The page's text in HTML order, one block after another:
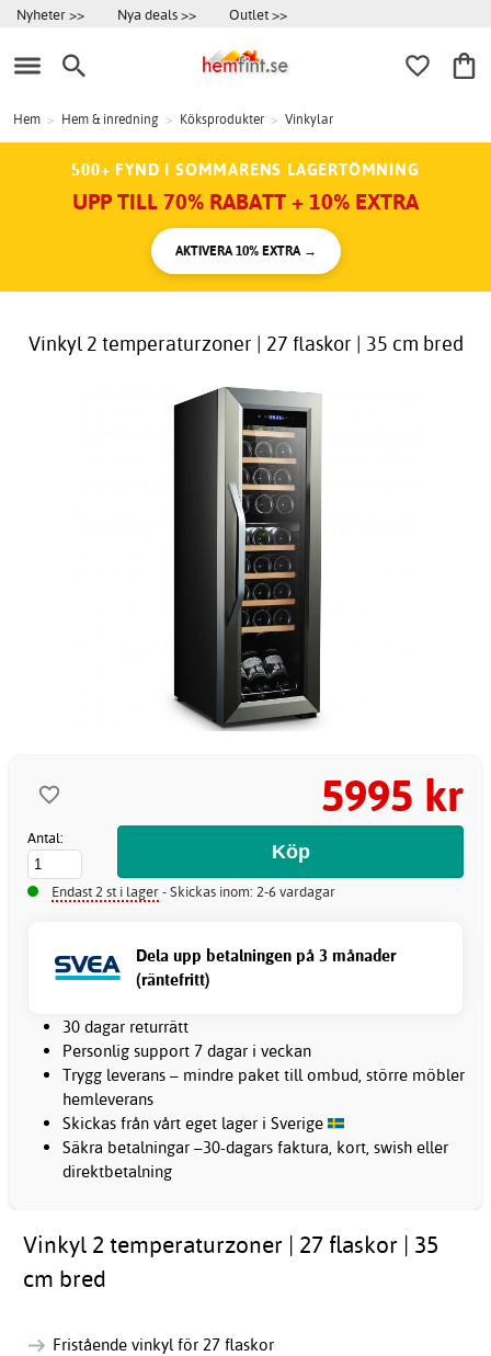
Nyheter >> Nya deals >> Outlet >>
Hem > Hem & inredning > Köksprodukter > Vinkylar
500+ FYND I SOMMARENS LAGERTÖMNING
UPP TILL 70% RABATT + 10% EXTRA
AKTIVERA 10% EXTRA →
Vinkyl 2 temperaturzoner | 27 flaskor | 35 cm bred
5995 kr
Antal:
Endast 2 st i lager- Skickas inom: 2-6 vardagar
Dela upp betalningen på 3 månader
(räntefritt)
30 dagar returrätt
Personlig support 7 dagar i veckan
Trygg leverans – mindre paket till ombud, större möbler
hemleverans
Skickas från vårt eget lager i Sverige
Säkra betalningar –30-dagars faktura, kort, swish eller
direktbetalning
Vinkyl 2 temperaturzoner | 27 flaskor | 35
cm bred
Fristående vinkyl för 27 flaskor